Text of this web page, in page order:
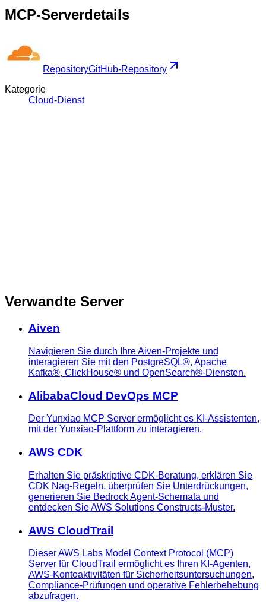
MCP-Serverdetails
RepositoryGitHub-Repository
Kategorie
Cloud-Dienst
Verwandte Server
Aiven
Navigieren Sie durch Ihre Aiven-Projekte und
interagieren Sie mit den PostgreSQL®, Apache
Kafka®, ClickHouse® und OpenSearch®-Diensten.
AlibabaCloud DevOps MCP
Der Yunxiao MCP Server ermöglicht es KI-Assistenten,
mit der Yunxiao-Plattform zu interagieren.
AWS CDK
Erhalten Sie präskriptive CDK-Beratung, erklären Sie
CDK Nag-Regeln, überprüfen Sie Unterdrückungen,
generieren Sie Bedrock Agent-Schemata und
entdecken Sie AWS Solutions Constructs-Muster.
AWS CloudTrail
Dieser AWS Labs Model Context Protocol (MCP)
Server für CloudTrail ermöglicht es Ihren KI-Agenten,
AWS-Kontoaktivitäten für Sicherheitsuntersuchungen,
Compliance-Prüfungen und operative Fehlerbehebung
abzufragen.